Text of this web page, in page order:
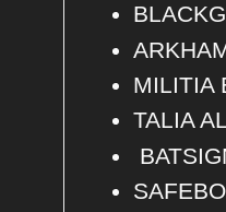
MILITIA
TALIA